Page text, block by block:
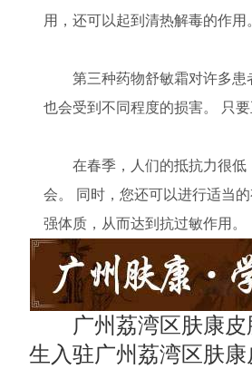
用，还可以起到清热解毒的作用
第三种药物舒敏霜对许多患
也会受到不同程度的损害。 只
在春季，人们的抵抗力很低
会。 同时，您还可以进行适当
强体质，从而达到抗过敏作用。
广州荔湾区肤康
生入驻广州荔湾区肤